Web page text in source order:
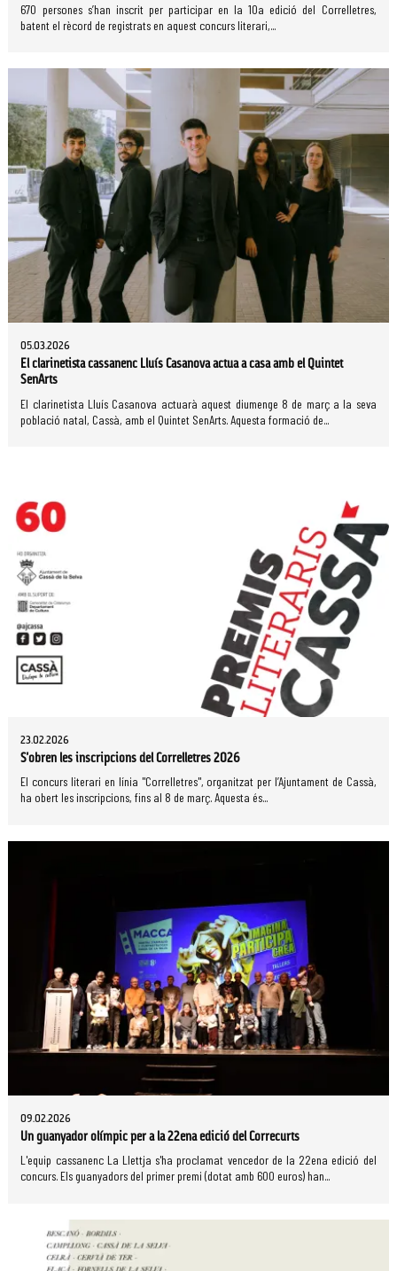
670 persones s’han inscrit per participar en la 10a edició del Correlletres,
batent el rècord de registrats en aquest concurs literari,...
05.03.2026
El clarinetista cassanenc Lluís Casanova actua a casa amb el Quintet
SenArts
El clarinetista Lluís Casanova actuarà aquest diumenge 8 de març a la seva
població natal, Cassà, amb el Quintet SenArts. Aquesta formació de...
23.02.2026
S'obren les inscripcions del Correlletres 2026
El concurs literari en línia "Correlletres", organitzat per l’Ajuntament de Cassà,
ha obert les inscripcions, fins al 8 de març. Aquesta és...
09.02.2026
Un guanyador olímpic per a la 22ena edició del Correcurts
L'equip cassanenc La Llettja s'ha proclamat vencedor de la 22ena edició del
concurs. Els guanyadors del primer premi (dotat amb 600 euros) han...